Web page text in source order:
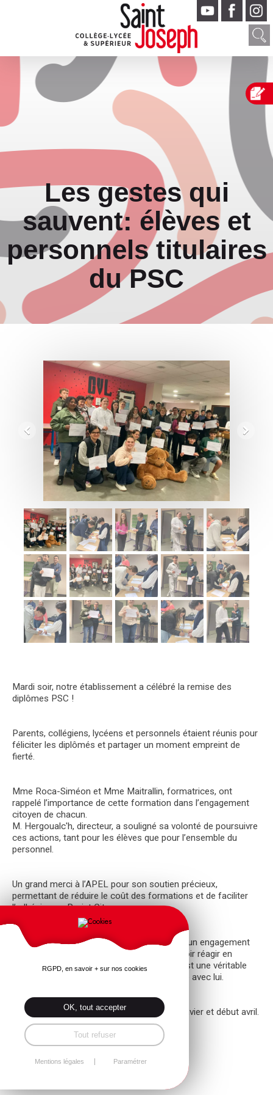
Les gestes qui
sauvent: élèves et
personnels titulaires
du PSC
Mardi soir, notre établissement a célébré la remise des
diplômes PSC !
Parents, collégiens, lycéens et personnels étaient réunis pour
féliciter les diplômés et partager un moment empreint de
fierté.
Mme Roca-Siméon et Mme Maitrallin, formatrices, ont
rappelé l’importance de cette formation dans l’engagement
citoyen de chacun.
M. Hergoualc'h, directeur, a souligné sa volonté de poursuivre
ces actions, tant pour les élèves que pour l’ensemble du
personnel.
Un grand merci à l’APEL pour son soutien précieux,
permettant de réduire le coût des formations et de faciliter
l’adhésion au Projet Citoyen.
Cette cérémonie marque l’aboutissement d’un engagement
sérieux : apprendre à porter secours et savoir réagir en
situation d’urgence. Au-delà du diplôme, c’est une véritable
compétence citoyenne que chacun emporte avec lui.
Prochains rendez-vous pour le lycée : fin janvier et début avril.
Retour
RGPD, en savoir + sur nos cookies
OK, tout accepter
Tout refuser
Mentions légales Paramétrer